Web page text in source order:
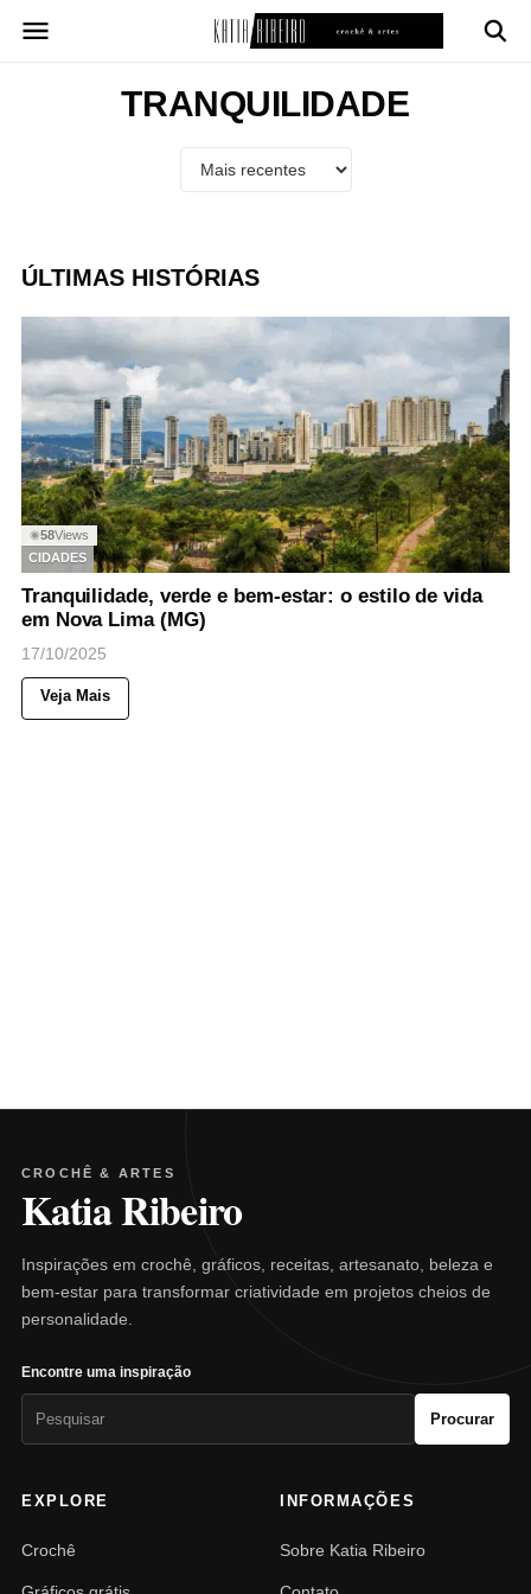
para
TRANQUILIDADE
ÚLTIMAS HISTÓRIAS
◉58Views
CIDADES
Tranquilidade, verde e bem-estar: o estilo de vida
em Nova Lima (MG)
17/10/2025
Veja Mais
CROCHÊ & ARTES
Katia Ribeiro
Inspirações em crochê, gráficos, receitas, artesanato, beleza e
bem-estar para transformar criatividade em projetos cheios de
personalidade.
Encontre uma inspiração
Procurar
EXPLORE
Crochê
INFORMAÇÕES
Sobre Katia Ribeiro